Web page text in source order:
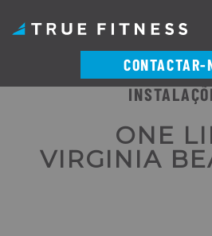
conteúdo
CONTACTAR-
ONE
VIRGINIA